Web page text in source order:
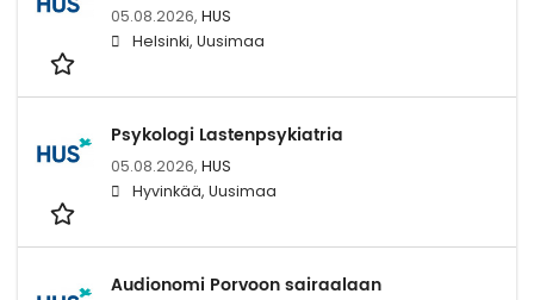
05.08.2026, HUS
Helsinki, Uusimaa
Psykologi Lastenpsykiatria
05.08.2026, HUS
Hyvinkää, Uusimaa
Audionomi Porvoon sairaalaan